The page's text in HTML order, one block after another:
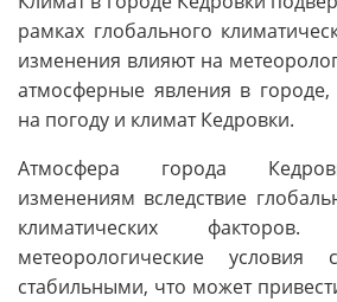
рамках глобального
изменения влияют на
атмосферные явления в
на погоду и климат Кедровки.
Атмосфера города
изменениям вследствие
климатических
метеорологические условия
стабильными, что может